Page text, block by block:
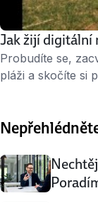
Jak žijí digitální
Probudíte se,
pláži a skočíte si
práce. Protože